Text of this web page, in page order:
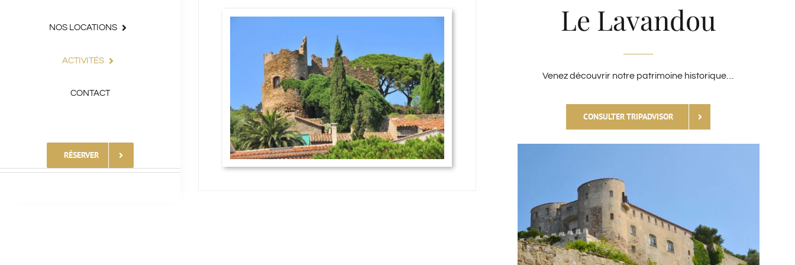
NOS LOCATIONS
ACTIVITÉS
CONTACT
RÉSERVER
Le Lavandou
Venez découvrir notre patrimoine historique…
CONSULTER TRIPADVISOR